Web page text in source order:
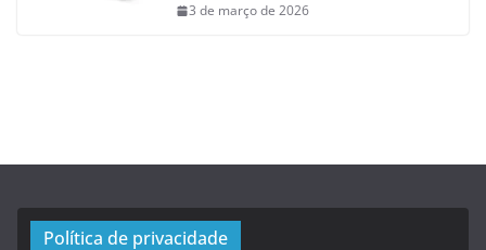
3 de março de 2026
Política de privacidade